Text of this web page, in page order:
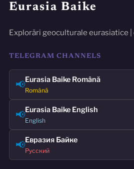
Eurasia Baike
Explorări geoculturale eurasiatice
TELEGRAM CHANNELS
📢Eurasia Baike Română
Română
📢Eurasia Baike English
English
📢Евразия Байке
Русский